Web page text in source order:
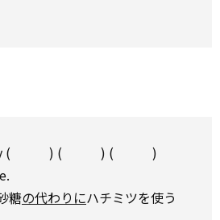
honey ( ) ( ) ( )
糖の代わりにハチミツを使う